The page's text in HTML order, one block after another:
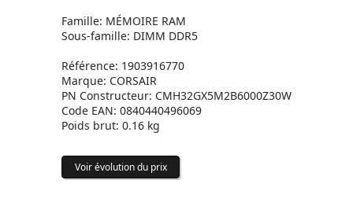
Famille: MÉMOIRE RAM
Sous-famille: DIMM DDR5
Référence: 1903916770
Marque: CORSAIR
PN Constructeur: CMH32GX5M2B6000Z30W
Code EAN: 0840440496069
Poids brut: 0.16 kg
Voir évolution du prix